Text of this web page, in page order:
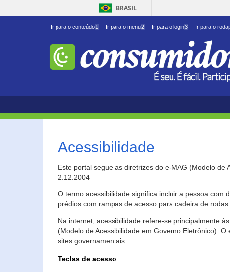
BRASIL
Ir para o conteúdo1 Ir para o menu2 Ir para o login3 Ir para o
Acessibilidade
Este portal segue as diretrizes do e-MAG (Modelo
2.12.2004
O termo acessibilidade significa incluir a pessoa com
prédios com rampas de acesso para cadeira de
Na internet, acessibilidade refere-se principalmente
(Modelo de Acessibilidade em Governo Eletrônico).
sites governamentais.
Teclas de acesso